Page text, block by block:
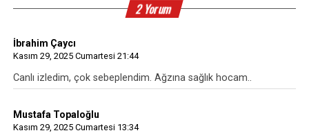
2 Yorum
İbrahim Çaycı
Kasım 29, 2025 Cumartesi 21:44
Canlı izledim, çok sebeplendim. Ağzına sağlık hocam..
Mustafa Topaloğlu
Kasım 29, 2025 Cumartesi 13:34